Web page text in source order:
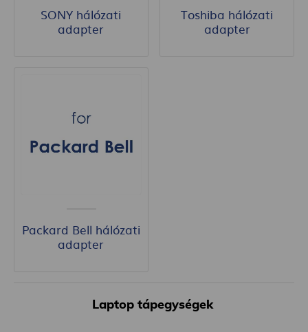
SONY hálózati
adapter
Toshiba hálózati
adapter
Packard Bell hálózati
adapter
Laptop tápegységek